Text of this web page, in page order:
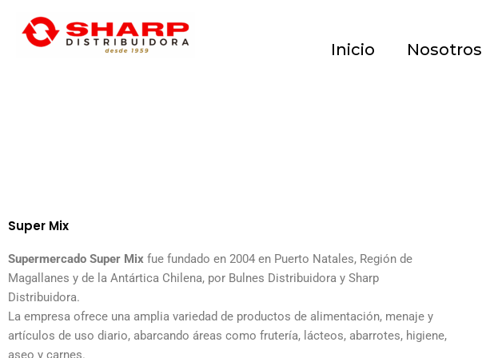
contenido
Inicio Nosotros
Super Mix
Supermercado Super Mix fue fundado en 2004 en Puerto Natales, Región de
Magallanes y de la Antártica Chilena, por Bulnes Distribuidora y Sharp
Distribuidora.
La empresa ofrece una amplia variedad de productos de alimentación, menaje y
artículos de uso diario, abarcando áreas como frutería, lácteos, abarrotes, higiene,
aseo y carnes.